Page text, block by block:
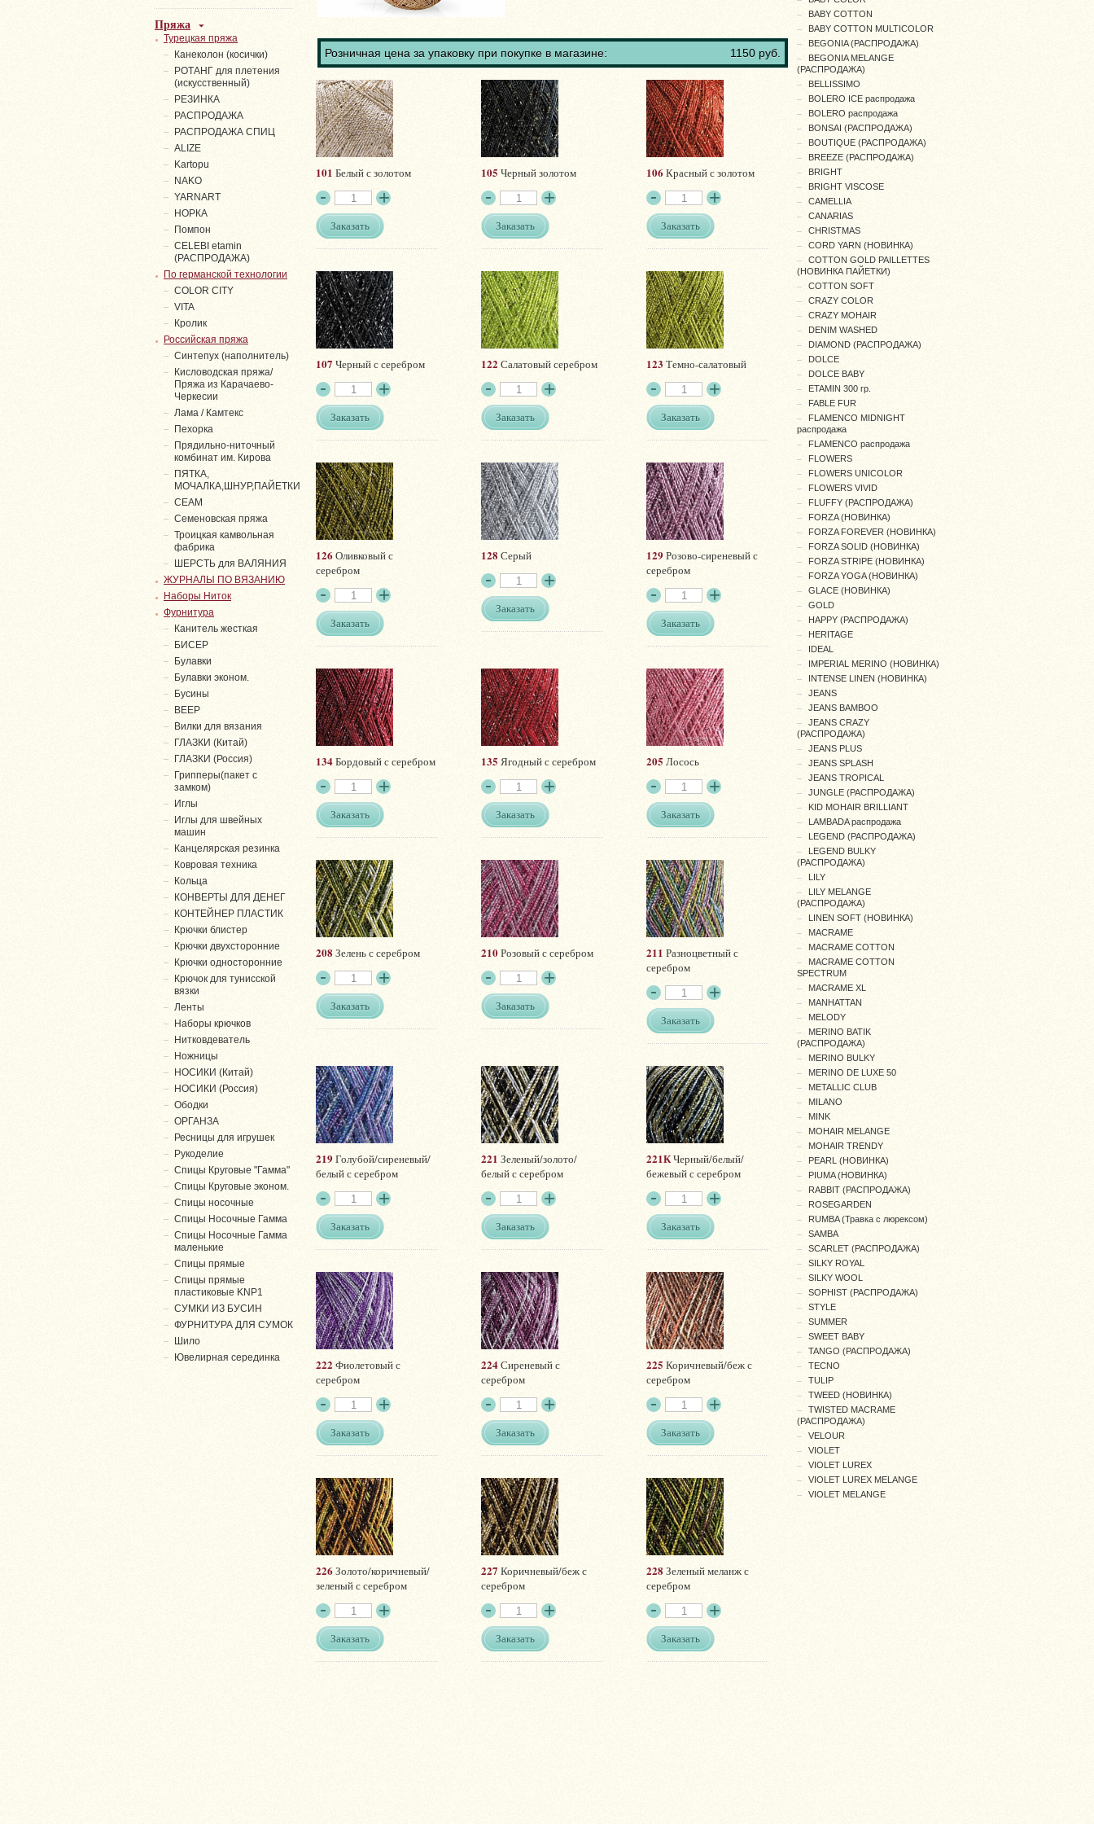
Розничная цена за упаковку при покупке в магазине: 1150 руб.
101 Белый с золотом
Заказать
105 Черный золотом
Заказать
106Красный с золотом
Заказать
107 Черный с серебром
Заказать
122 Салатовый серебром
Заказать
123 Темно-салатовый
Заказать
126Оливковый с
серебром
Заказать
128 Серый
Заказать
129Розово-сиреневый с
серебром
Заказать
134Бордовый с серебром
Заказать
135 Ягодный с серебром
Заказать
205 Лосось
Заказать
208 Зелень с серебром
Заказать
210Розовый с серебром
Заказать
211 Разноцветный с
серебром
Заказать
219Голубой/сиреневый/
белый с серебром
Заказать
221 Зеленый/золото/
белый с серебром
Заказать
221КЧерный/белый/
бежевый с серебром
Заказать
222 Фиолетовый с
серебром
Заказать
224Сиреневый с
серебром
Заказать
225 Коричневый/беж с
серебром
Заказать
226Золото/коричневый/
зеленый с серебром
Заказать
227 Коричневый/беж с
серебром
Заказать
228 Зеленый меланж с
серебром
Заказать
Пряжа
Турецкая пряжа
Канеколон (косички)
РОТАНГ для плетения
(искусственный)
PЕЗИНКА
РАСПРОДАЖА
РАСПРОДАЖА СПИЦ
ALIZE
Kartopu
NAKO
YARNART
НОРКА
Помпон
СELEBI etamin
(РАСПРОДАЖА)
По германской технологии
COLOR CITY
VITA
Кролик
Российская пряжа
Синтепух (наполнитель)
Кисловодская пряжа/
Пряжа из Карачаево-
Черкесии
Лама / Камтекс
Пехорка
Прядильно-ниточный
комбинат им. Кирова
ПЯТКА,
МОЧАЛКА,ШНУР,ПАЙЕТКИ
СЕАМ
Семеновская пряжа
Троицкая камвольная
фабрика
ШЕРСТЬ для ВАЛЯНИЯ
ЖУРНАЛЫ ПО ВЯЗАНИЮ
Наборы Ниток
Фурнитура
Канитель жесткая
БИСЕР
Булавки
Булавки эконом.
Бусины
ВЕЕР
Вилки для вязания
ГЛАЗКИ (Китай)
ГЛАЗКИ (Россия)
Грипперы(пакет с
замком)
Иглы
Иглы для швейных
машин
Канцелярская резинка
Ковровая техника
Кольца
КОНВЕРТЫ ДЛЯ ДЕНЕГ
КОНТЕЙНЕР ПЛАСТИК
Крючки блистер
Крючки двухсторонние
Крючки односторонние
Крючок для тунисской
вязки
Ленты
Наборы крючков
Нитковдеватель
Ножницы
НОСИКИ (Китай)
НОСИКИ (Россия)
Ободки
ОРГАНЗА
Ресницы для игрушек
Рукоделие
Спицы Круговые "Гамма"
Спицы Круговые эконом.
Спицы носочные
Спицы Носочные Гамма
Спицы Носочные Гамма
маленькие
Спицы прямые
Спицы прямые
пластиковые KNP1
СУМКИ ИЗ БУСИН
ФУРНИТУРА ДЛЯ СУМОК
Шило
Ювелирная серединка
BABY COTTON
BABY COTTON MULTICOLOR
BEGONIA (РАСПРОДАЖА)
BEGONIA MELANGE
(РАСПРОДАЖА)
BELLISSIMO
BOLERO ICE распродажа
BOLERO распродажа
BONSAI (РАСПРОДАЖА)
BOUTIQUE (РАСПРОДАЖА)
BREEZE (РАСПРОДАЖА)
BRIGHT
BRIGHT VISCOSE
CAMELLIA
CANARIAS
CHRISTMAS
CORD YARN (НОВИНКА)
COTTON GOLD PAILLETTES
(НОВИНКА ПАЙЕТКИ)
COTTON SOFT
CRAZY COLOR
CRAZY MOHAIR
DENIM WASHED
DIAMOND (РАСПРОДАЖА)
DOLCE
DOLCE BABY
ETAMIN 300 гр.
FABLE FUR
FLAMENCO MIDNIGHT
распродажа
FLAMENCO распродажа
FLOWERS
FLOWERS UNICOLOR
FLOWERS VIVID
FLUFFY (РАСПРОДАЖА)
FORZA (НОВИНКА)
FORZA FOREVER (НОВИНКА)
FORZA SOLID (НОВИНКА)
FORZA STRIPE (НОВИНКА)
FORZA YOGA (НОВИНКА)
GLACE (НОВИНКА)
GOLD
HAPPY (РАСПРОДАЖА)
HERITAGE
IDEAL
IMPERIAL MERINO (НОВИНКА)
INTENSE LINEN (НОВИНКА)
JEANS
JEANS BAMBOO
JEANS CRAZY
(РАСПРОДАЖА)
JEANS PLUS
JEANS SPLASH
JEANS TROPICAL
JUNGLE (РАСПРОДАЖА)
KID MOHAIR BRILLIANT
LAMBADA распродажа
LEGEND (РАСПРОДАЖА)
LEGEND BULKY
(РАСПРОДАЖА)
LILY
LILY MELANGE
(РАСПРОДАЖА)
LINEN SOFT (НОВИНКА)
MACRAME
MACRAME COTTON
MACRAME COTTON
SPECTRUM
MACRAME XL
MANHATTAN
MELODY
MERINO BATIK
(РАСПРОДАЖА)
MERINO BULKY
MERINO DE LUXE 50
METALLIC CLUB
MILANO
MINK
MOHAIR MELANGE
MOHAIR TRENDY
PEARL (НОВИНКА)
PIUMA (НОВИНКА)
RABBIT (РАСПРОДАЖА)
ROSEGARDEN
RUMBA (Травка с люрексом)
SAMBA
SCARLET (РАСПРОДАЖА)
SILKY ROYAL
SILKY WOOL
SOPHIST (РАСПРОДАЖА)
STYLE
SUMMER
SWEET BABY
TANGO (РАСПРОДАЖА)
TECNO
TULIP
TWEED (НОВИНКА)
TWISTED MACRAME
(РАСПРОДАЖА)
VELOUR
VIOLET
VIOLET LUREX
VIOLET LUREX MELANGE
VIOLET MELANGE